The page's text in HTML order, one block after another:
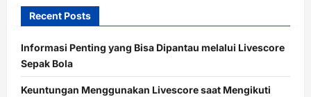
Recent Posts
Informasi Penting yang Bisa Dipantau melalui Livescore
Sepak Bola
Keuntungan Menggunakan Livescore saat Mengikuti